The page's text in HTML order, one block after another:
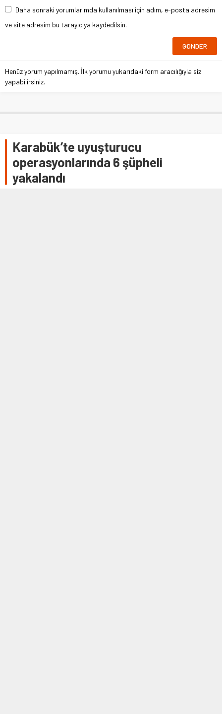
Daha sonraki yorumlarımda kullanılması için adım, e-posta adresim
ve site adresim bu tarayıcıya kaydedilsin.
Henüz yorum yapılmamış. İlk yorumu yukarıdaki form aracılığıyla siz
yapabilirsiniz.
Karabük’te uyuşturucu
operasyonlarında 6 şüpheli
yakalandı